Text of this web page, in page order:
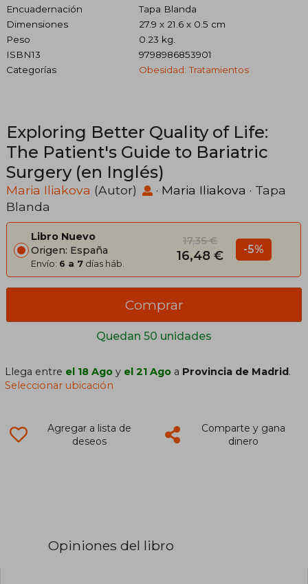
Encuadernación
Tapa Blanda
Dimensiones
27.9 x 21.6 x 0.5 cm
Peso
0.23 kg.
ISBN13
9798986853901
Categorías
Obesidad: Tratamientos
Exploring Better Quality of Life:
The Patient's Guide to Bariatric
Surgery (en Inglés)
Maria Iliakova (Autor) · Maria Iliakova · Tapa
Blanda
Libro Nuevo
Origen: España
Envío: 6 a 7 días háb.
17,35 €
16,48 € -5%
Quedan 50 unidades
Comprar
Llega entre el 18 Ago y el 21 Ago a Provincia de Madrid.
Seleccionar ubicación
Agregar a lista de
deseos
Comparte y gana
dinero
Opiniones del libro